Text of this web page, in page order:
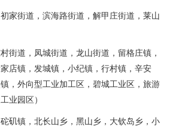
家街道，滨海路街道，解甲庄街道，莱山
街道，凤城街道，龙山街道，留格庄镇，
店镇，发城镇，小纪镇，行村镇，辛安
，外向型工业加工区，碧城工业区，旅游
业园区）
矶镇，北长山乡，黑山乡，大钦岛乡，小